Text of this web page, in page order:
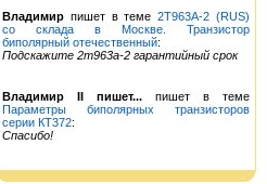
Владимир пишет в теме2Т963А-2 (RUS)
со склада в Москве. Транзистор
биполярный отечественный:
Подскажите 2т963а-2 гарантийный срок
Владимир II пишет... пишет в теме
Параметры биполярных транзисторов
серии КТ372:
Спасибо!